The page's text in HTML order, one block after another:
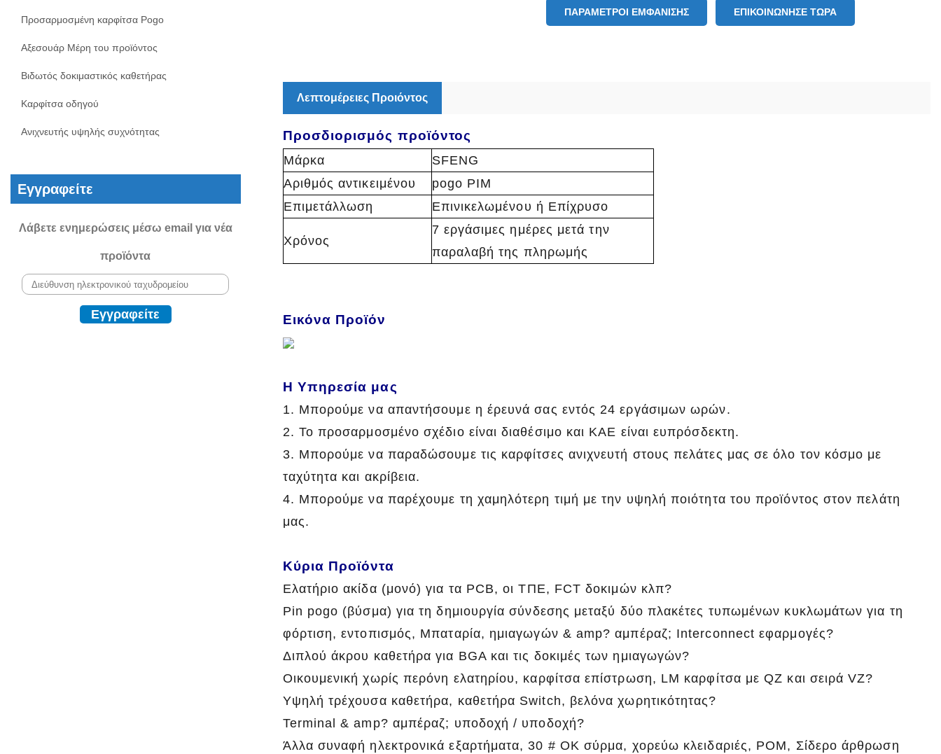
Προσαρμοσμένη καρφίτσα Pogo
Αξεσουάρ Μέρη του προϊόντος
Βιδωτός δοκιμαστικός καθετήρας
Καρφίτσα οδηγού
Ανιχνευτής υψηλής συχνότητας
Εγγραφείτε
Λάβετε ενημερώσεις μέσω email για νέα
προϊόντα
ΠΑΡΆΜΕΤΡΟΙ ΕΜΦΆΝΙΣΗΣ ΕΠΙΚΟΙΝΏΝΗΣΕ ΤΏΡΑ
Λεπτομέρειες Προιόντος
Προσδιορισμός προϊόντος
Μάρκα
SFENG
Αριθμός αντικειμένου
pogo PIM
Επιμετάλλωση
Επινικελωμένου ή Επίχρυσο
Χρόνος
7 εργάσιμες ημέρες μετά την
παραλαβή της πληρωμής
Εικόνα Προϊόν
Η Υπηρεσία μας
1. Μπορούμε να απαντήσουμε η έρευνά σας εντός 24 εργάσιμων ωρών.
2. Το προσαρμοσμένο σχέδιο είναι διαθέσιμο και ΚΑΕ είναι ευπρόσδεκτη.
3. Μπορούμε να παραδώσουμε τις καρφίτσες ανιχνευτή στους πελάτες μας σε όλο τον κόσμο με
ταχύτητα και ακρίβεια.
4. Μπορούμε να παρέχουμε τη χαμηλότερη τιμή με την υψηλή ποιότητα του προϊόντος στον πελάτη
μας.
Κύρια Προϊόντα
Ελατήριο ακίδα (μονό) για τα PCB, οι ΤΠΕ, FCT δοκιμών κλπ?
Pin pogo (βύσμα) για τη δημιουργία σύνδεσης μεταξύ δύο πλακέτες τυπωμένων κυκλωμάτων για τη
φόρτιση, εντοπισμός, Μπαταρία, ημιαγωγών & amp? αμπέραζ; Interconnect εφαρμογές?
Διπλού άκρου καθετήρα για BGA και τις δοκιμές των ημιαγωγών?
Οικουμενική χωρίς περόνη ελατηρίου, καρφίτσα επίστρωση, LM καρφίτσα με QZ και σειρά VZ?
Υψηλή τρέχουσα καθετήρα, καθετήρα Switch, βελόνα χωρητικότητας?
Terminal & amp? αμπέραζ; υποδοχή / υποδοχή?
Άλλα συναφή ηλεκτρονικά εξαρτήματα, 30 # OK σύρμα, χορεύω κλειδαριές, POM, Σίδερο άρθρωση